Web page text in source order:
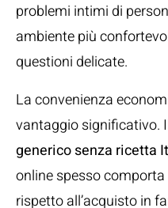
problemi intimi di
ambiente più
questioni delicate.
La convenienza
vantaggio significativo.
generico senza ricetta
online spesso
rispetto all’acquisto in